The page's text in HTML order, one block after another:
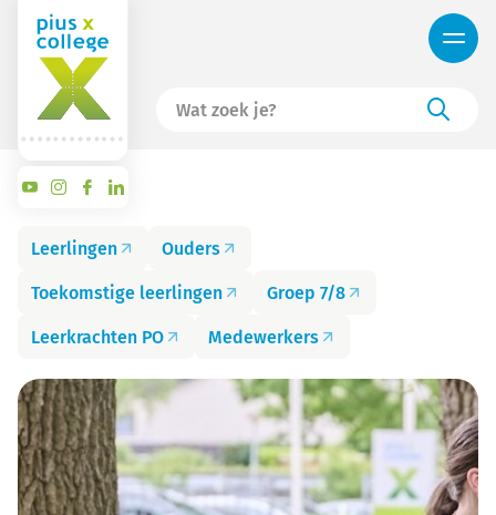
Leerlingen Ouders
Toekomstige leerlingen Groep 7/8
Leerkrachten PO Medewerkers